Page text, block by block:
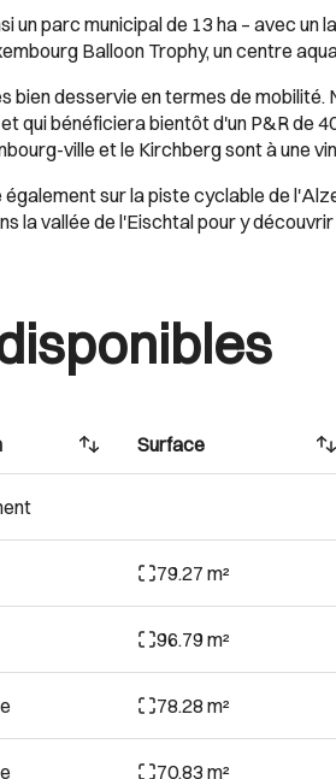
un parc municipal de 13 ha – avec
Balloon Trophy, un centre
bien desservie en termes de mobilité.
qui bénéficiera bientôt d'un P&R de
ville et le Kirchberg sont à une
également sur la piste cyclable de
la vallée de l'Eischtal pour y
Surface
79.27 m²
96.79 m²
78.28 m²
70.83 m²